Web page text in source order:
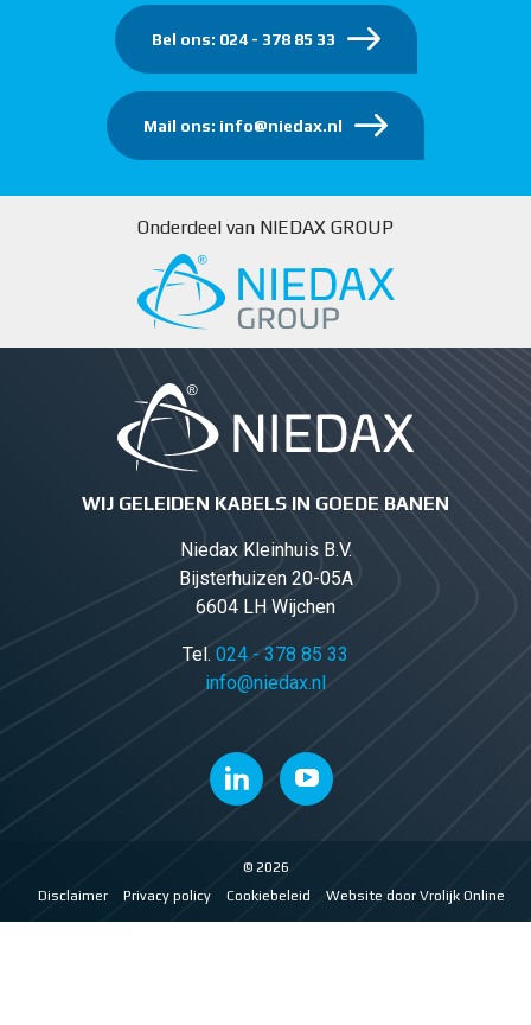
Bel ons: 024 - 378 85 33
Mail ons: info@niedax.nl
Onderdeel van NIEDAX GROUP
WIJ GELEIDEN KABELS IN GOEDE BANEN
Niedax Kleinhuis B.V.
Bijsterhuizen 20-05A
6604 LH Wijchen
Tel. 024 - 378 85 33
info@niedax.nl
© 2026
Disclaimer
Privacy policy Cookiebeleid Website door Vrolijk Online